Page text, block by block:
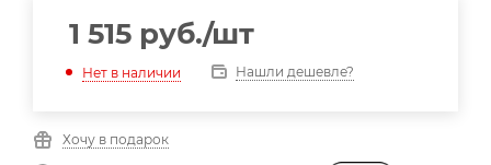
1 515 руб./шт
Нет в наличии Нашли дешевле?
Хочу в подарок